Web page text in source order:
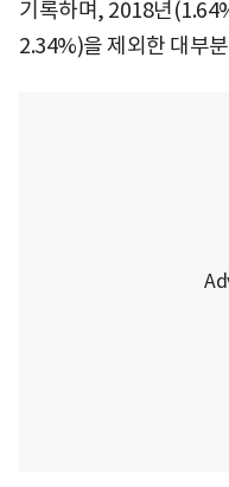
기록하며, 2018년
2.34%)을 제외한 대부